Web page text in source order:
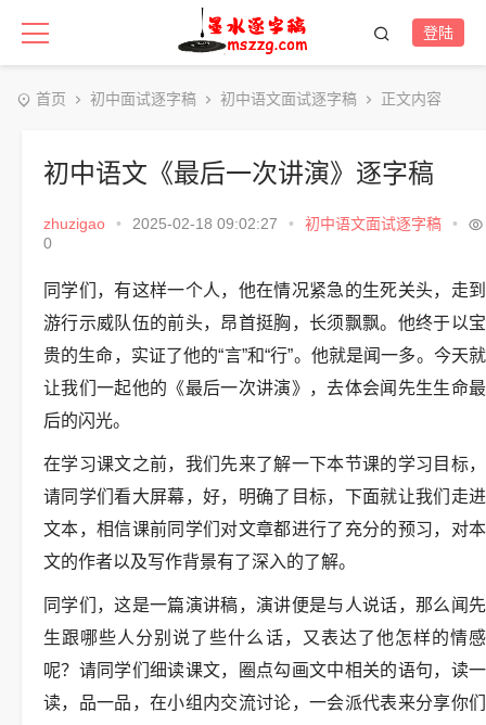
登陆
首页 初中面试逐字稿 初中语文面试逐字稿 正文内容
初中语文《最后一次讲演》逐字稿
zhuzigao • 2025-02-18 09:02:27 • 初中语文面试逐字稿
•
0
同学们，有这样一个人，他在情况紧急的生死关头，走到
游行示威队伍的前头，昂首挺胸，长须飘飘。他终于以宝
贵的生命，实证了他的“言”和“行”。他就是闻一多。今天就
让我们一起他的《最后一次讲演》，去体会闻先生生命最
后的闪光。
在学习课文之前，我们先来了解一下本节课的学习目标，
请同学们看大屏幕，好，明确了目标，下面就让我们走进
文本，相信课前同学们对文章都进行了充分的预习，对本
文的作者以及写作背景有了深入的了解。
同学们，这是一篇演讲稿，演讲便是与人说话，那么闻先
生跟哪些人分别说了些什么话，又表达了他怎样的情感
呢？请同学们细读课文，圈点勾画文中相关的语句，读一
读，品一品，在小组内交流讨论，一会派代表来分享你们